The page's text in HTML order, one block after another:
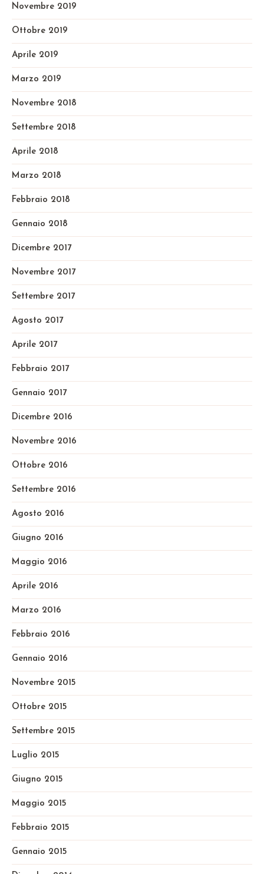
Novembre 2019
Ottobre 2019
Aprile 2019
Marzo 2019
Novembre 2018
Settembre 2018
Aprile 2018
Marzo 2018
Febbraio 2018
Gennaio 2018
Dicembre 2017
Novembre 2017
Settembre 2017
Agosto 2017
Aprile 2017
Febbraio 2017
Gennaio 2017
Dicembre 2016
Novembre 2016
Ottobre 2016
Settembre 2016
Agosto 2016
Giugno 2016
Maggio 2016
Aprile 2016
Marzo 2016
Febbraio 2016
Gennaio 2016
Novembre 2015
Ottobre 2015
Settembre 2015
Luglio 2015
Giugno 2015
Maggio 2015
Febbraio 2015
Gennaio 2015